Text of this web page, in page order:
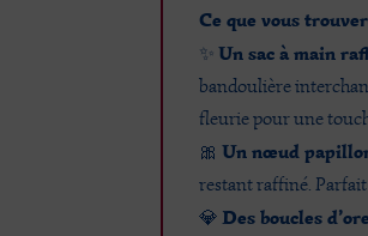
Ce que vous
✨Un sac à main
bandoulière
fleurie pour une
🎀Un nœud
restant raffiné.
💎Des boucles